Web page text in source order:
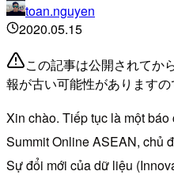
toan.nguyen
2020.05.15
この記事は公開されてか
報が古い可能性がありますの
Xin chào. Tiếp tục là một
Summit Online ASEAN, chủ
Sự đổi mới của dữ liệu